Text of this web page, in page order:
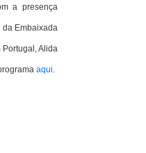
a presença
Embaixada
Alida
aqui.